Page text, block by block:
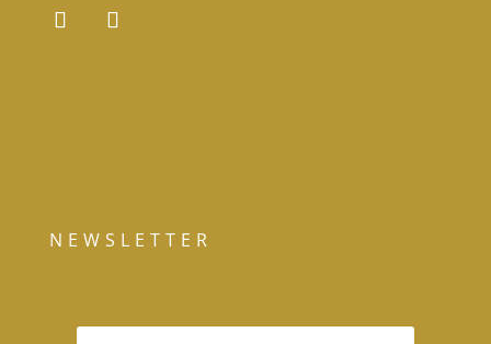
NEWSLETTER